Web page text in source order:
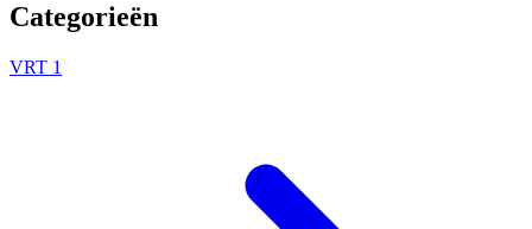
Categorieën
VRT 1